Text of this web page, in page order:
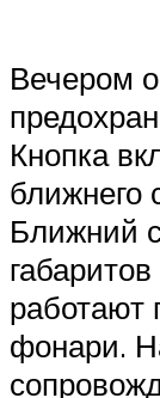
Вечером
Кнопка
ближнего
Ближний
работают
фонари.